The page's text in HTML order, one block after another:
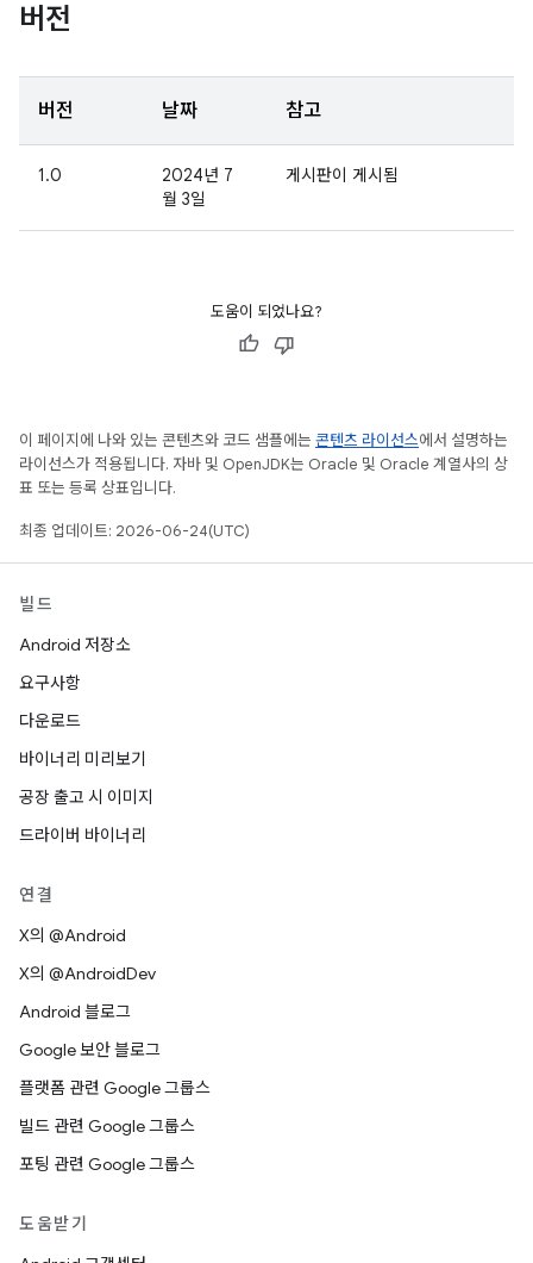
버전
버전 날짜 참고
1.0
2024년 7
월 3일
게시판이 게시됨
도움이 되었나요?
이 페이지에 나와 있는 콘텐츠와 코드 샘플에는 콘텐츠 라이선스에서 설명하는
라이선스가 적용됩니다. 자바 및 OpenJDK는 Oracle 및 Oracle 계열사의 상
표 또는 등록 상표입니다.
최종 업데이트: 2026-06-24(UTC)
빌드
Android 저장소
요구사항
다운로드
바이너리 미리보기
공장 출고 시 이미지
드라이버 바이너리
연결
X의 @Android
X의 @AndroidDev
Android 블로그
Google 보안 블로그
플랫폼 관련 Google 그룹스
빌드 관련 Google 그룹스
포팅 관련 Google 그룹스
도움받기